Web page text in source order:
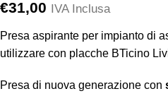
€31,00 IVA Inclusa
Presa aspirante per impianto di
utilizzare con placche BTicino
Presa di nuova generazione con